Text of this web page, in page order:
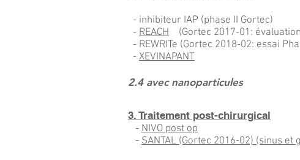
- inhibiteur IAP (phase II Gortec)
- REACH (Gortec 2017-01:
- REWRITe (Gortec 2018-02: essai
- XEVINAPANT
2.4 avec nanoparticules
3. Traitement post-chirurgical
- NIVO post op
- SANTAL (Gortec 2016-02) (sinus et